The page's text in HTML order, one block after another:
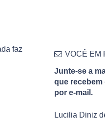
faz
VOCÊ EM
Junte-se a
que
por e-mail.
Lucilia Diniz